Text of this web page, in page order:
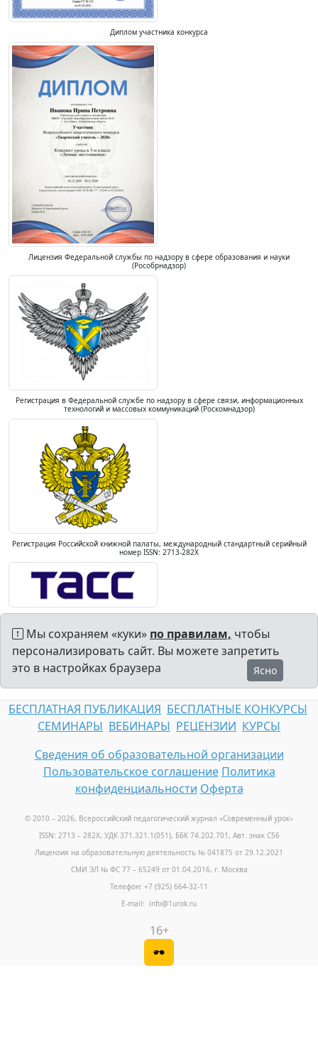
Диплом участника конкурса
Лицензия Федеральной службы по надзору в сфере образования и науки
(Рособрнадзор)
Регистрация в Федеральной службе по надзору в сфере связи, информационных
технологий и массовых коммуникаций (Роскомнадзор)
Регистрация Российской книжной палаты, международный стандартный серийный
номер ISSN: 2713-282X
Мы сохраняем «куки» по правилам, чтобы
персонализировать сайт. Вы можете запретить
это в настройках браузера
Ясно
БЕСПЛАТНАЯ ПУБЛИКАЦИЯ БЕСПЛАТНЫЕ КОНКУРСЫ
СЕМИНАРЫ ВЕБИНАРЫ РЕЦЕНЗИИ КУРСЫ
Сведения об образовательной организации
Пользовательское соглашение Политика
конфиденциальности Оферта
© 2010 – 2026, Всероссийский педагогический журнал «Современный урок»
ISSN: 2713 – 282X, УДК 371.321.1(051), ББК 74.202.701, Авт. знак С56
Лицензия на образовательную деятельность № 041875 от 29.12.2021
СМИ ЭЛ № ФС 77 – 65249 от 01.04.2016, г. Москва
Телефон: +7 (925) 664-32-11
E-mail: info@1urok.ru
16+